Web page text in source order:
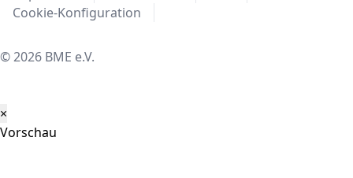
Cookie-Konfiguration
© 2026 BME e.V.
×
Vorschau